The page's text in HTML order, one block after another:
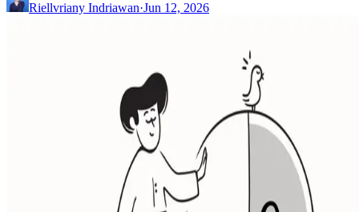
Riellvriany Indriawan·Jun 12, 2026